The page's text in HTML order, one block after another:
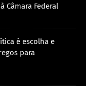
Câmara Federal
é escolha e
para